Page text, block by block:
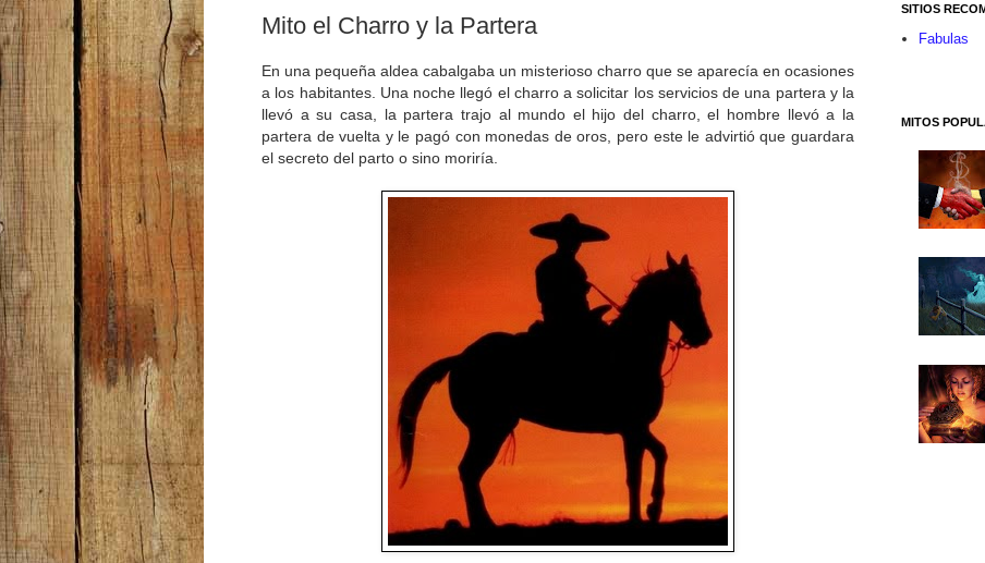
Mito el Charro y la Partera
En una pequeña aldea cabalgaba un misterioso charro que se aparecía en ocasiones
a los habitantes. Una noche llegó el charro a solicitar los servicios de una partera y la
llevó a su casa, la partera trajo al mundo el hijo del charro, el hombre llevó a la
partera de vuelta y le pagó con monedas de oros, pero este le advirtió que guardara
el secreto del parto o sino moriría.
SITIOS
Fabulas
MITOS